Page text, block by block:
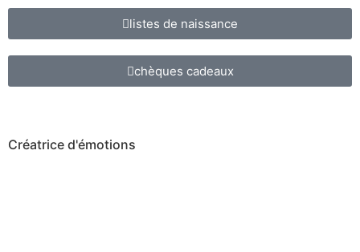
listes de naissance
chèques cadeaux
Créatrice d'émotions